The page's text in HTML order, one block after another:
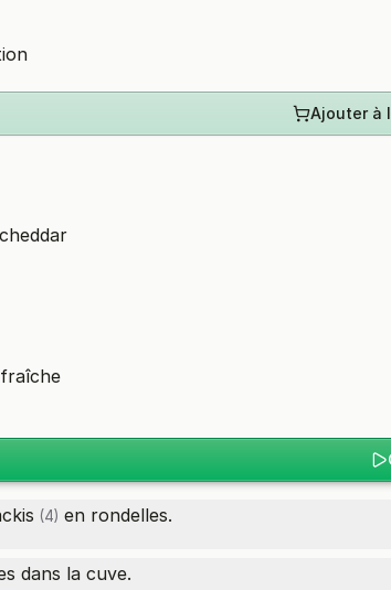
Ajouter à
(4) en rondelles.
dans la cuve.